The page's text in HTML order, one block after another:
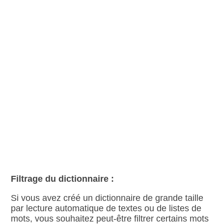
Filtrage du dictionnaire :
Si vous avez créé un dictionnaire de grande taille
par lecture automatique de textes ou de listes de
mots, vous souhaitez peut‑être filtrer certains mots